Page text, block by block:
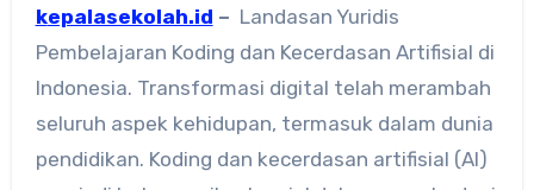
kepalasekolah.id – Landasan Yuridis
Pembelajaran Koding dan Kecerdasan Artifisial di
Indonesia. Transformasi digital telah merambah
seluruh aspek kehidupan, termasuk dalam dunia
pendidikan. Koding dan kecerdasan artifisial (AI)